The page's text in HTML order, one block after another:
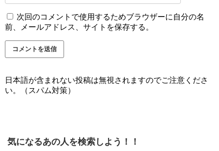
次回のコメントで使用するためブラウザーに自分の名
前、メールアドレス、サイトを保存する。
日本語が含まれない投稿は無視されますのでご注意くださ
い。（スパム対策）
気になるあの人を検索しよう！！